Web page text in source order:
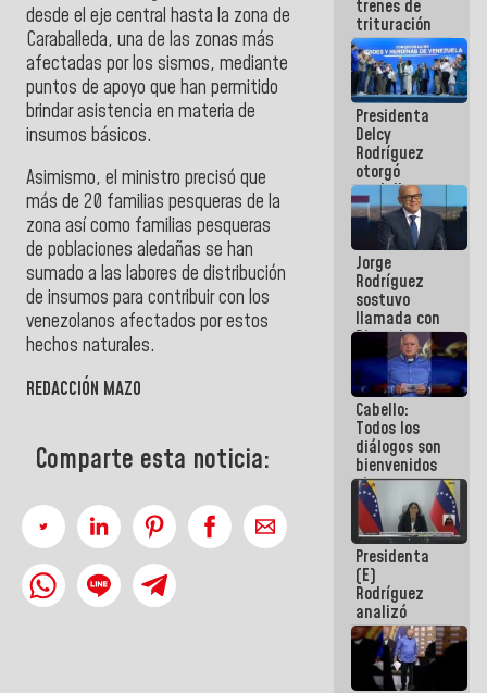
desde el eje central hasta la zona de
Caraballeda, una de las zonas más
afectadas por los sismos, mediante
puntos de apoyo que han permitido
brindar asistencia en materia de
insumos básicos.
Asimismo, el ministro precisó que
más de 20 familias pesqueras de la
zona así como familias pesqueras
de poblaciones aledañas se han
sumado a las labores de distribución
de insumos para contribuir con los
venezolanos afectados por estos
hechos naturales.
REDACCIÓN MAZO
Comparte esta noticia:
trenes de
trituración
para
optimizar
manejo de
escombros
en La Guaira
Presidenta
Delcy
Rodríguez
otorgó
medalla
"Héroe de
Venezuela"
a servidores
públicos
Jorge
Rodríguez
sostuvo
llamada con
Dinorah
Figuera y
acuerdan
primer
encuentro
presencial
para el
diálogo
Cabello:
Todos los
diálogos son
bienvenidos
siempre que
estén en el
marco de la
Constitución
de la
República
Presidenta
(E)
Rodríguez
analizó
junto a
gobernadores
planes de
recuperación